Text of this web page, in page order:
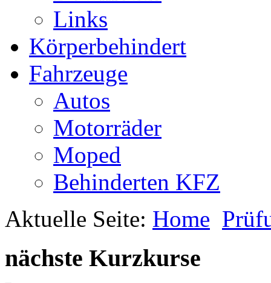
Links
Körperbehindert
Fahrzeuge
Autos
Motorräder
Moped
Behinderten KFZ
Aktuelle Seite: Home
nächste Kurzkurse